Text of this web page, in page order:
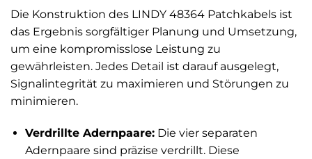
Die Konstruktion des LINDY 48364 Patchkabels ist
das Ergebnis sorgfältiger Planung und Umsetzung,
um eine kompromisslose Leistung zu
gewährleisten. Jedes Detail ist darauf ausgelegt,
Signalintegrität zu maximieren und Störungen zu
minimieren.
Verdrillte Adernpaare:Die vier separaten
Adernpaare sind präzise verdrillt. Diese